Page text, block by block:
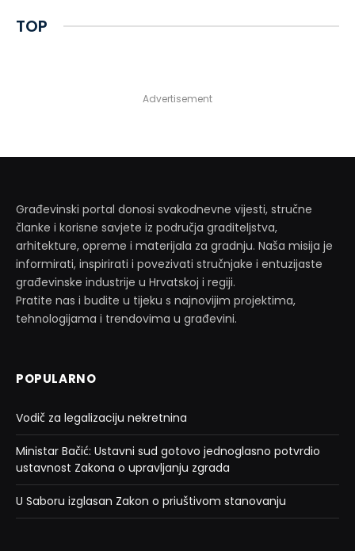
TOP
Advertisement
Građevinski portal donosi svakodnevne vijesti, stručne
članke i korisne savjete iz područja graditeljstva,
arhitekture, opreme i materijala za gradnju. Naša misija je
informirati, inspirirati i povezivati stručnjake i entuzijaste
građevinske industrije u Hrvatskoj i regiji.
Pratite nas i budite u tijeku s najnovijim projektima,
tehnologijama i trendovima u građevini.
POPULARNO
Vodič za legalizaciju nekretnina
Ministar Bačić: Ustavni sud gotovo jednoglasno potvrdio
ustavnost Zakona o upravljanju zgrada
U Saboru izglasan Zakon o priuštivom stanovanju